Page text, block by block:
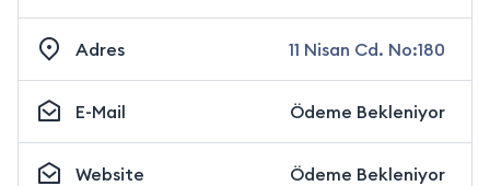
Adres 11 Nisan Cd. No:180
E-Mail Ödeme Bekleniyor
Website Ödeme Bekleniyor